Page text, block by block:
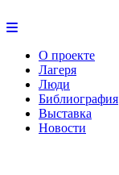
О проекте
Лагеря
Люди
Библиография
Выставка
Новости